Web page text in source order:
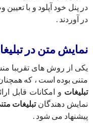
در پنل خود آپلود و با
در آوردند .
نمایش متن در
یکی از روش های تقریبا
متنی بوده است ، که
تبلیغات و امکانات قابل
نمایش دهندگانتبلیغات
پیشنهاد می شود .